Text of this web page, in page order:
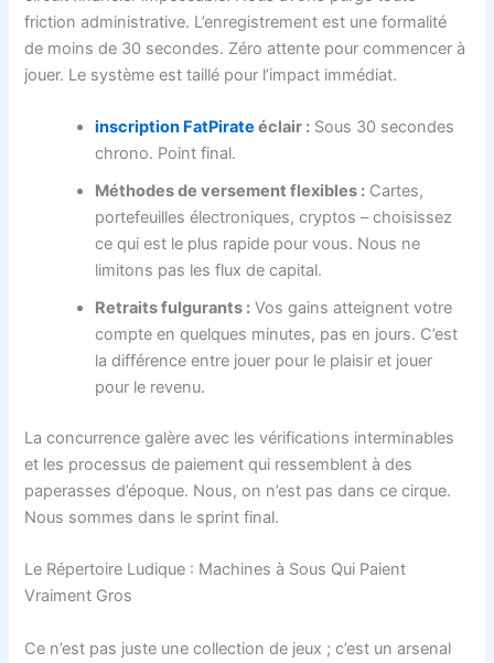
friction administrative. L’enregistrement est une formalité
de moins de 30 secondes. Zéro attente pour commencer à
jouer. Le système est taillé pour l’impact immédiat.
inscription FatPirate éclair : Sous 30 secondes
chrono. Point final.
Méthodes de versement flexibles : Cartes,
portefeuilles électroniques, cryptos – choisissez
ce qui est le plus rapide pour vous. Nous ne
limitons pas les flux de capital.
Retraits fulgurants : Vos gains atteignent votre
compte en quelques minutes, pas en jours. C’est
la différence entre jouer pour le plaisir et jouer
pour le revenu.
La concurrence galère avec les vérifications interminables
et les processus de paiement qui ressemblent à des
paperasses d’époque. Nous, on n’est pas dans ce cirque.
Nous sommes dans le sprint final.
Le Répertoire Ludique : Machines à Sous Qui Paient
Vraiment Gros
Ce n’est pas juste une collection de jeux ; c’est un arsenal